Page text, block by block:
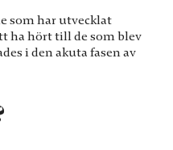
som har utvecklat
ha hört till de som blev
i den akuta fasen av